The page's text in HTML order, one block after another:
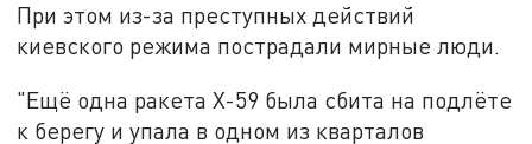
При этом из-за преступных действий
киевского режима пострадали мирные люди.
"Ещё одна ракета Х-59 была сбита на подлёте
к берегу и упала в одном из кварталов